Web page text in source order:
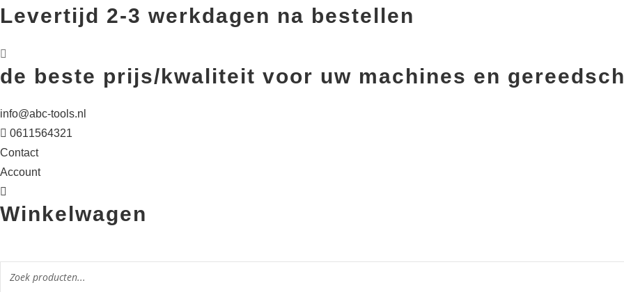
Levertijd 2-3 werkdagen na bestellen
de beste prijs/kwaliteit voor uw machines en
info@abc-tools.nl
0611564321
Contact
Account
Winkelwagen